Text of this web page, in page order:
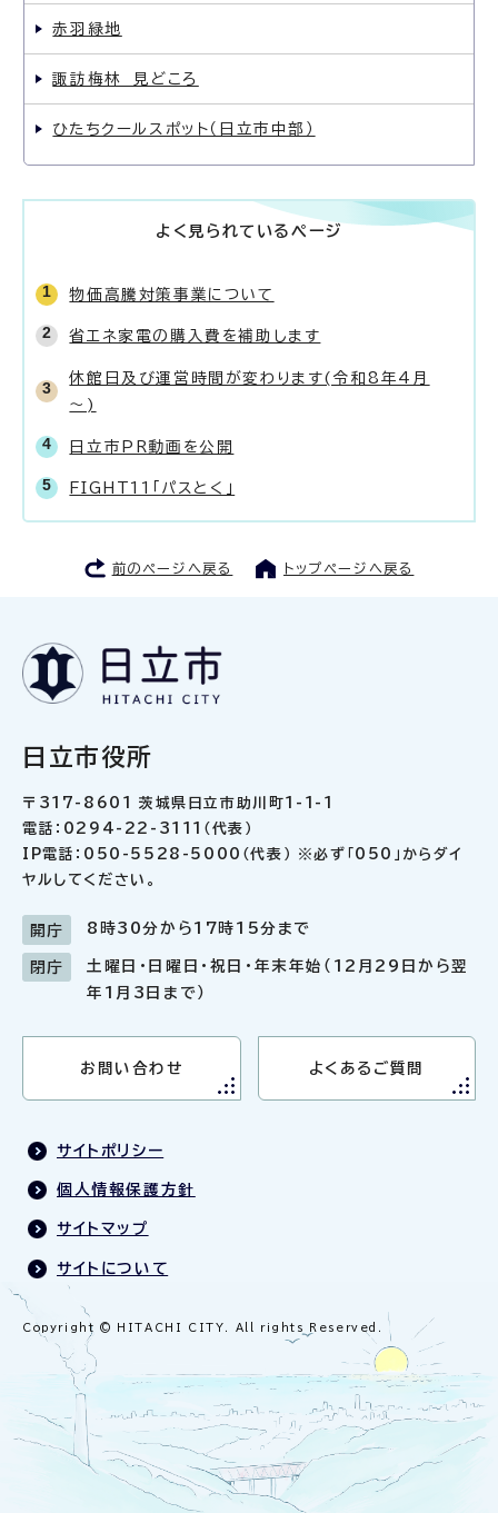
赤羽緑地
諏訪梅林 見どころ
ひたちクールスポット（日立市中部）
よく見られているページ
物価高騰対策事業について
省エネ家電の購入費を補助します
休館日及び運営時間が変わります(令和8年4月
～)
日立市PR動画を公開
FIGHT11「パスとく」
前のページへ戻る トップページへ戻る
日立市役所
〒317-8601 茨城県日立市助川町1-1-1
電話：0294-22-3111（代表）
IP電話：050-5528-5000（代表） ※必ず「050」からダイ
ヤルしてください。
開庁 8時30分から17時15分まで
閉庁
土曜日・日曜日・祝日・年末年始（12月29日から翌
年1月3日まで）
お問い合わせ よくあるご質問
サイトポリシー
個人情報保護方針
サイトマップ
サイトについて
Copyright © HITACHI CITY. All rights Reserved.